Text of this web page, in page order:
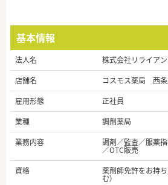
基本情報
法人名
株式会社リライア
店舗名
コスモス薬局 西
雇用形態
正社員
業種
調剤薬局
業務内容
調剤／監査／服薬
／OTC販売
資格
薬剤師免許をお持
む）